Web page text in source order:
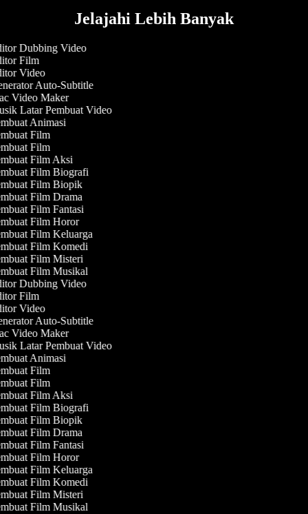
Jelajahi Lebih Banyak
Dubbing Video
Film
Video
Auto-Subtitle
Video Maker
Latar Pembuat Video
Animasi
Film
Film
Film Aksi
Film Biografi
Film Biopik
Film Drama
Film Fantasi
Film Horor
Film Keluarga
Film Komedi
Film Misteri
Film Musikal
Dubbing Video
Film
Video
Auto-Subtitle
Video Maker
Latar Pembuat Video
Animasi
Film
Film
Film Aksi
Film Biografi
Film Biopik
Film Drama
Film Fantasi
Film Horor
Film Keluarga
Film Komedi
Film Misteri
Film Musikal